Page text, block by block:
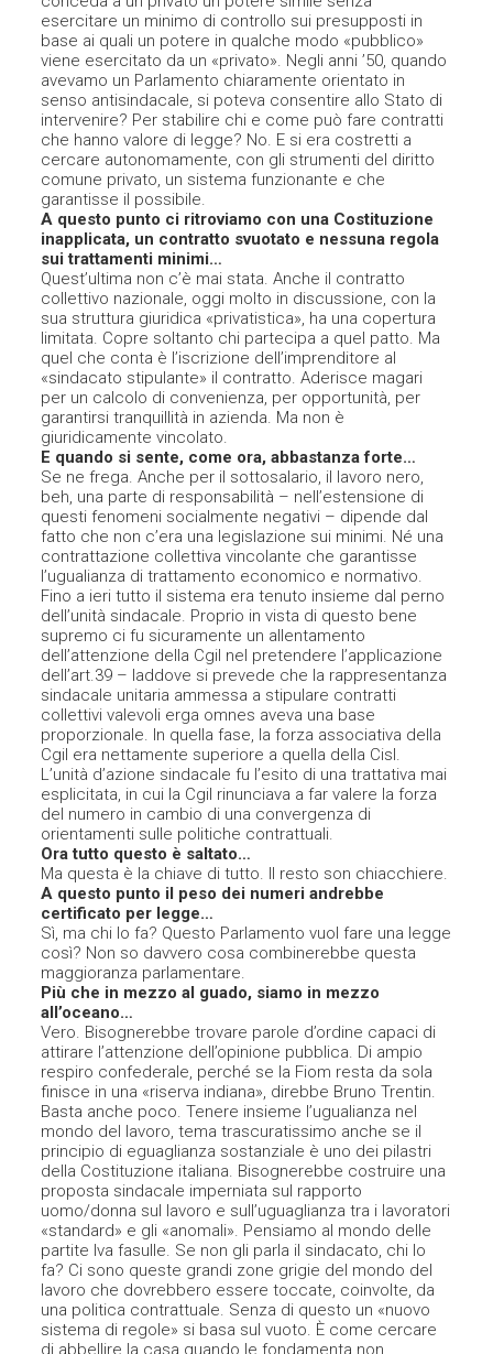
esercitare un minimo di controllo sui presupposti in
base ai quali un potere in qualche modo «pubblico»
viene esercitato da un «privato». Negli anni ’50, quando
avevamo un Parlamento chiaramente orientato in
senso antisindacale, si poteva consentire allo Stato di
intervenire? Per stabilire chi e come può fare contratti
che hanno valore di legge? No. E si era costretti a
cercare autonomamente, con gli strumenti del diritto
comune privato, un sistema funzionante e che
garantisse il possibile.
A questo punto ci ritroviamo con una Costituzione
inapplicata, un contratto svuotato e nessuna regola
sui trattamenti minimi…
Quest’ultima non c’è mai stata. Anche il contratto
collettivo nazionale, oggi molto in discussione, con la
sua struttura giuridica «privatistica», ha una copertura
limitata. Copre soltanto chi partecipa a quel patto. Ma
quel che conta è l’iscrizione dell’imprenditore al
«sindacato stipulante» il contratto. Aderisce magari
per un calcolo di convenienza, per opportunità, per
garantirsi tranquillità in azienda. Ma non è
giuridicamente vincolato.
E quando si sente, come ora, abbastanza forte…
Se ne frega. Anche per il sottosalario, il lavoro nero,
beh, una parte di responsabilità – nell’estensione di
questi fenomeni socialmente negativi – dipende dal
fatto che non c’era una legislazione sui minimi. Né una
contrattazione collettiva vincolante che garantisse
l’ugualianza di trattamento economico e normativo.
Fino a ieri tutto il sistema era tenuto insieme dal perno
dell’unità sindacale. Proprio in vista di questo bene
supremo ci fu sicuramente un allentamento
dell’attenzione della Cgil nel pretendere l’applicazione
dell’art.39 – laddove si prevede che la rappresentanza
sindacale unitaria ammessa a stipulare contratti
collettivi valevoli erga omnes aveva una base
proporzionale. In quella fase, la forza associativa della
Cgil era nettamente superiore a quella della Cisl.
L’unità d’azione sindacale fu l’esito di una trattativa mai
esplicitata, in cui la Cgil rinunciava a far valere la forza
del numero in cambio di una convergenza di
orientamenti sulle politiche contrattuali.
Ora tutto questo è saltato…
Ma questa è la chiave di tutto. Il resto son chiacchiere.
A questo punto il peso dei numeri andrebbe
certificato per legge…
Sì, ma chi lo fa? Questo Parlamento vuol fare una legge
così? Non so davvero cosa combinerebbe questa
maggioranza parlamentare.
Più che in mezzo al guado, siamo in mezzo
all’oceano…
Vero. Bisognerebbe trovare parole d’ordine capaci di
attirare l’attenzione dell’opinione pubblica. Di ampio
respiro confederale, perché se la Fiom resta da sola
finisce in una «riserva indiana», direbbe Bruno Trentin.
Basta anche poco. Tenere insieme l’ugualianza nel
mondo del lavoro, tema trascuratissimo anche se il
principio di eguaglianza sostanziale è uno dei pilastri
della Costituzione italiana. Bisognerebbe costruire una
proposta sindacale imperniata sul rapporto
uomo/donna sul lavoro e sull’uguaglianza tra i lavoratori
«standard» e gli «anomali». Pensiamo al mondo delle
partite Iva fasulle. Se non gli parla il sindacato, chi lo
fa? Ci sono queste grandi zone grigie del mondo del
lavoro che dovrebbero essere toccate, coinvolte, da
una politica contrattuale. Senza di questo un «nuovo
sistema di regole» si basa sul vuoto. È come cercare
di abbellire la casa quando le fondamenta non